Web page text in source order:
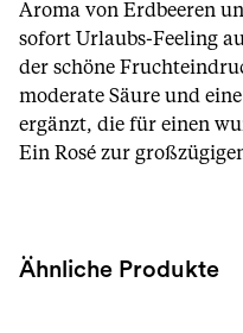
Aroma von Erdbeeren
sofort Urlaubs-Feeling
der schöne
moderate Säure und
ergänzt, die für einen
Ein Rosé zur
Ähnliche Produkte